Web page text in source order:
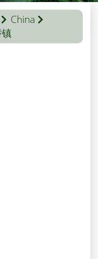
China